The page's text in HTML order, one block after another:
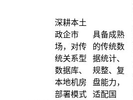
深耕本土
政企市
场，对传
统关系型
数据库、
本地机房
部署模式
具备成熟
的传统数
据统计、
规整、复
盘能力，
适配国